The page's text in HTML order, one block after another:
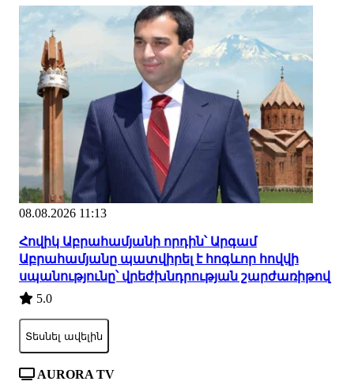
08.08.2026 11:13
Հովիկ Աբրահամյանի որդին՝ Արգամ
Աբրահամյանը պատվիրել է հոգևոր հովվի
սպանությունը՝ վրեժխնդրության շարժառիթով
5.0
Տեսնել ավելին
AURORA TV